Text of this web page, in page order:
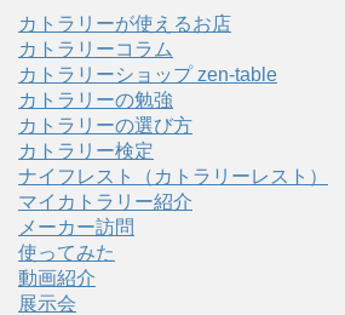
カトラリーが使えるお店
カトラリーコラム
カトラリーショップ zen-table
カトラリーの勉強
カトラリーの選び方
カトラリー検定
ナイフレスト（カトラリーレスト）
マイカトラリー紹介
メーカー訪問
使ってみた
動画紹介
展示会